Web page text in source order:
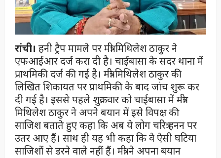
रांची। हनी ट्रैप मामले पर मंत्री मिथिलेश ठाकुर ने
एफआईआर दर्ज करा दी है। चाईबासा के सदर थाना में
प्राथमिकी दर्ज की गई है। मंत्री मिथिलेश ठाकुर की
लिखित शिकायत पर प्राथमिकी के बाद जांच शुरू कर
दी गई है। इससे पहले शुक्रवार को चाईबासा में मंत्री
मिथिलेश ठाकुर ने अपने बयान में इसे विपक्ष की
साजिश बताते हुए कहा कि अब ये लोग चरित्र हनन पर
उतर आए हैं। साथ ही यह भी कहा कि वे ऐसी घटिया
साजिशों से डरने वाले नहीं हैं। मंत्री ने अपना बयान